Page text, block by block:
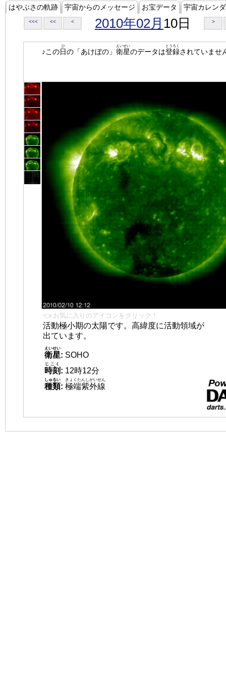
はやぶさの軌跡 宇宙からのメッセージ お宝データ 宇宙カレン
<<< << < 2010年02月 10日 >
♪この日
ひ
の「あけぼの」 衛星
えいせい
のデータは登録
とうろく
されていませ
👈 お気に入りのアイコンをクリック！
活動極小期の太陽です。高緯度に活動領域が
出ています。
衛星
えいせい
: SOHO
時刻
じこく
: 12時12分
種類
しゅるい
: 極端紫外線
きょくたんしがいせん